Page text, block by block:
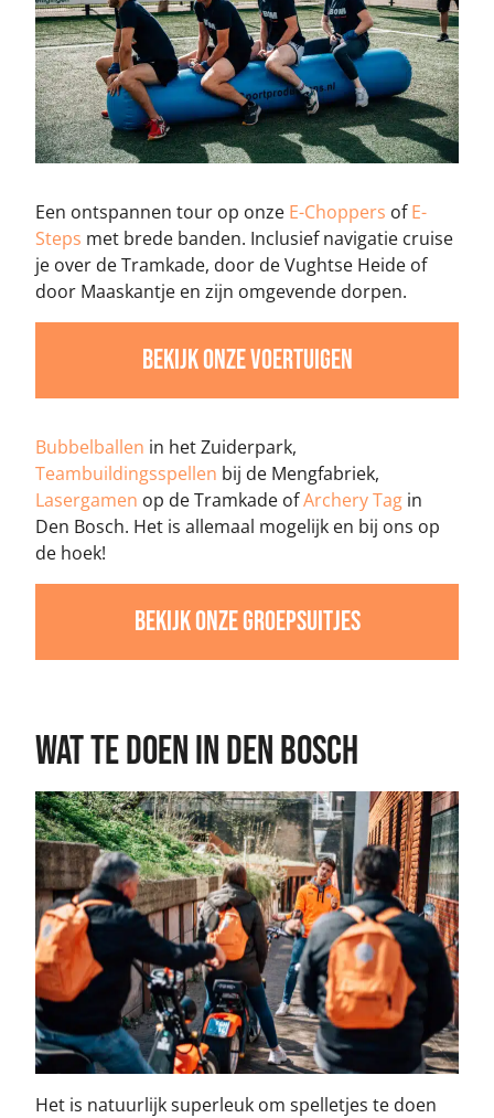
Een ontspannen tour op onze E-Choppers ofE-
Steps met brede banden. Inclusief navigatie cruise
je over de Tramkade, door de Vughtse Heide of
door Maaskantje en zijn omgevende dorpen.
Bekijk onze voertuigen
Bubbelballen in het Zuiderpark,
Teambuildingsspellen bij de Mengfabriek,
Lasergamen op de Tramkade ofArchery Tag in
Den Bosch. Het is allemaal mogelijk en bij ons op
de hoek!
Bekijk onze groepsuitjes
Wat te doen in Den Bosch
Het is natuurlijk superleuk om spelletjes te doen